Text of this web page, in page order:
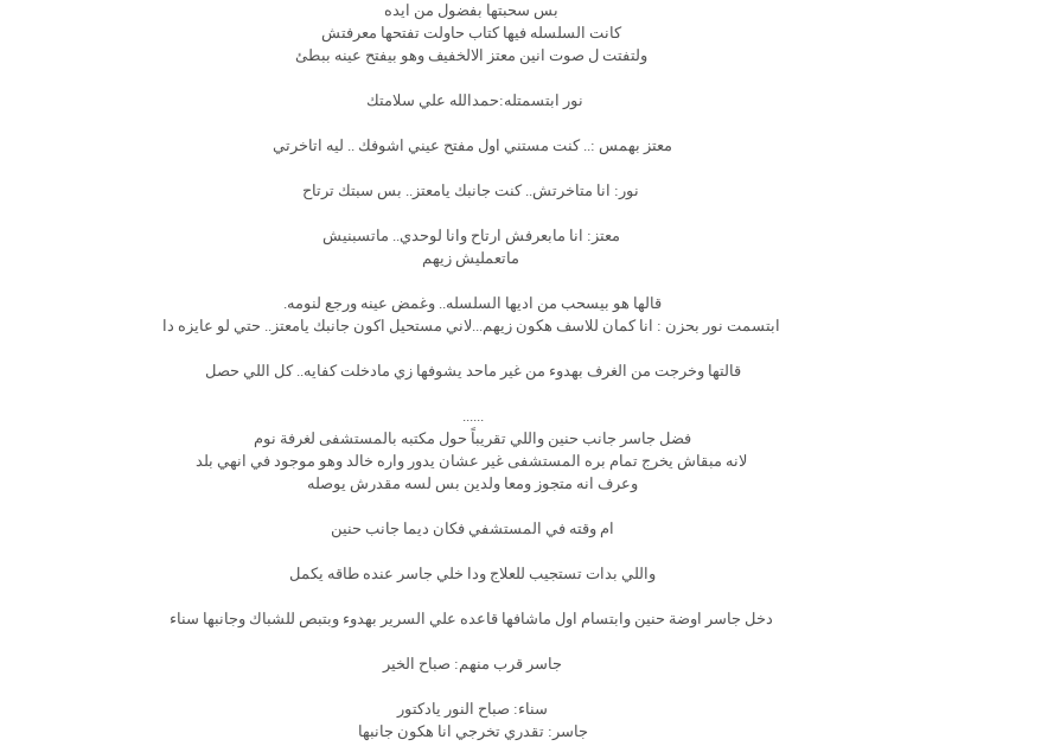
بس سحبتها بفضول من ايده
كانت السلسله فيها كتاب حاولت تفتحها معرفتش
ولتفتت ل صوت انين معتز الالخفيف وهو بيفتح عينه ببطئ
نور ابتسمتله:حمدالله علي سلامتك
معتز بهمس :.. كنت مستني اول مفتح عيني اشوفك .. ليه اتاخرتي
نور: انا متاخرتش.. كنت جانبك يامعتز.. بس سبتك ترتاح
معتز: انا مابعرفش ارتاح وانا لوحدي.. ماتسبنيش
ماتعمليش زيهم
قالها هو بيسحب من اديها السلسله.. وغمض عينه ورجع لنومه.
ابتسمت نور بحزن : انا كمان للاسف هكون زيهم...لاني مستحيل اكون جانبك يامعتز.. حتي لو عايزه دا
قالتها وخرجت من الغرف بهدوء من غير ماحد يشوفها زي مادخلت كفايه.. كل اللي حصل
......
فضل جاسر جانب حنين واللي تقريباً حول مكتبه بالمستشفى لغرفة نوم
لانه مبقاش يخرج تمام بره المستشفى غير عشان يدور واره خالد وهو موجود في انهي بلد
وعرف انه متجوز ومعا ولدين بس لسه مقدرش يوصله
ام وقته في المستشفي فكان ديما جانب حنين
واللي بدات تستجيب للعلاج ودا خلي جاسر عنده طاقه يكمل
دخل جاسر اوضة حنين وابتسام اول ماشافها قاعده علي السرير بهدوء وبتبص للشباك وجانبها سناء
جاسر قرب منهم: صباح الخير
سناء: صباح النور يادكتور
جاسر: تقدري تخرجي انا هكون جانبها